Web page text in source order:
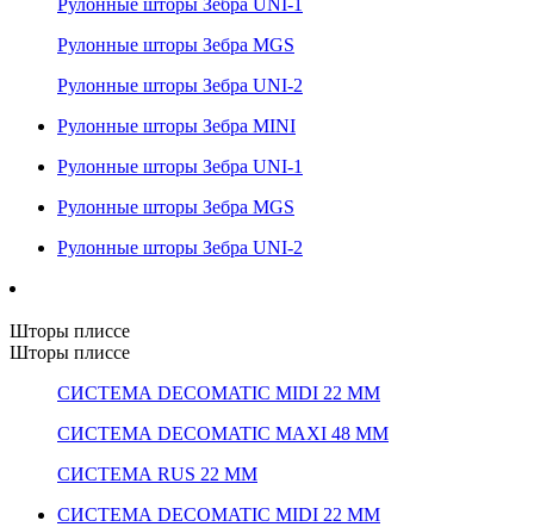
Рулонные шторы Зебра UNI-1
Рулонные шторы Зебра MGS
Рулонные шторы Зебра UNI-2
Рулонные шторы Зебра MINI
Рулонные шторы Зебра UNI-1
Рулонные шторы Зебра MGS
Рулонные шторы Зебра UNI-2
Шторы плиссе
Шторы плиссе
СИСТЕМА DECOMATIC MIDI 22 ММ
СИСТЕМА DECOMATIC MAXI 48 ММ
СИСТЕМА RUS 22 ММ
СИСТЕМА DECOMATIC MIDI 22 ММ